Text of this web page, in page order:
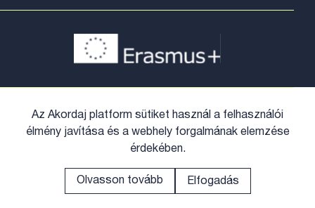
Az Akordaj platform sütiket használ a felhasználói
élmény javítása és a webhely forgalmának elemzése
érdekében.
Olvasson tovább Elfogadás